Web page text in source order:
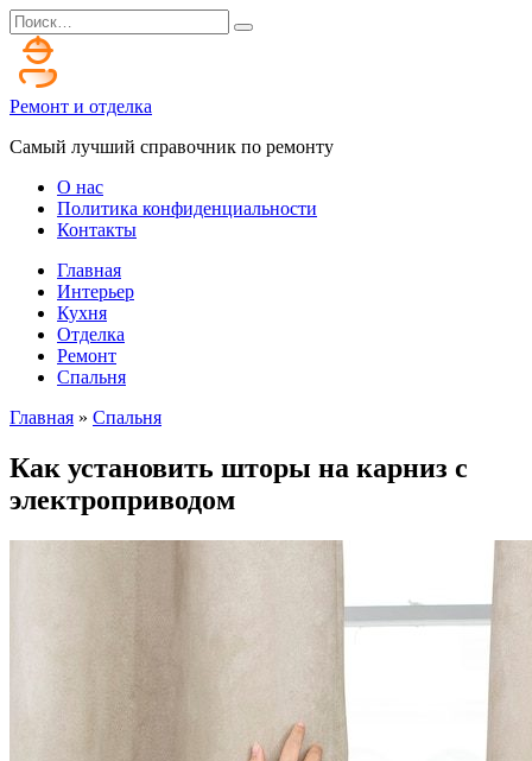
Перейти
к
содержанию
Search
for:
Ремонт и отделка
Самый лучший справочник по ремонту
О нас
Политика конфиденциальности
Контакты
Главная
Интерьер
Кухня
Отделка
Ремонт
Спальня
Главная » Спальня
Как установить шторы на карниз с
электроприводом